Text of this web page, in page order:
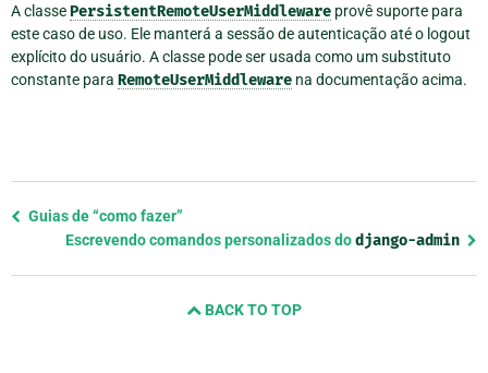
A classePersistentRemoteUserMiddleware provê suporte para
este caso de uso. Ele manterá a sessão de autenticação até o logout
explícito do usuário. A classe pode ser usada como um substituto
constante para RemoteUserMiddleware na documentação acima.
Previous
Guias de “como fazer”
Escrevendo comandos personalizados dodjango-admin
BACK TO TOP